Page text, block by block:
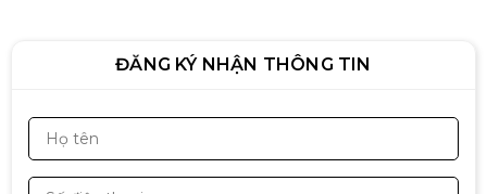
ĐĂNG KÝ NHẬN THÔNG TIN
ĐẦU KIM EPSON LQ590
-14%